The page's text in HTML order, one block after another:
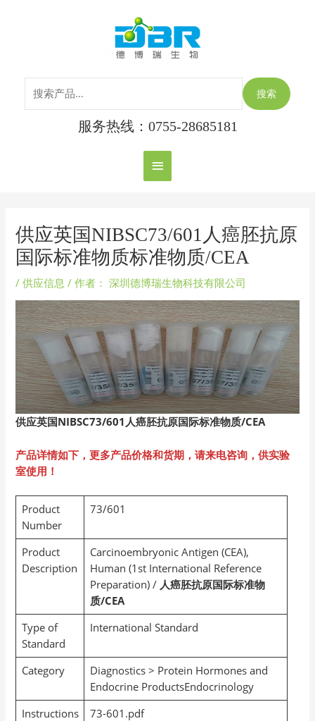
主
菜
单
搜索
服务热线：0755-28685181
供应英国NIBSC73/601人癌胚抗原
国际标准物质标准物质/CEA
/供应信息 / 作者： 深圳德博瑞生物科技有限公司
供应英国NIBSC73/601人癌胚抗原国际标准物质/CEA
产品详情如下，更多产品价格和货期，请来电咨询，供实验
室使用！
Product
Number
73/601
Product
Description
Carcinoembryonic Antigen (CEA),
Human (1st International Reference
Preparation) / 人癌胚抗原国际标准物
质/CEA
Type of
Standard
International Standard
Category
Diagnostics > Protein Hormones and
Endocrine ProductsEndocrinology
Instructions
73-601.pdf